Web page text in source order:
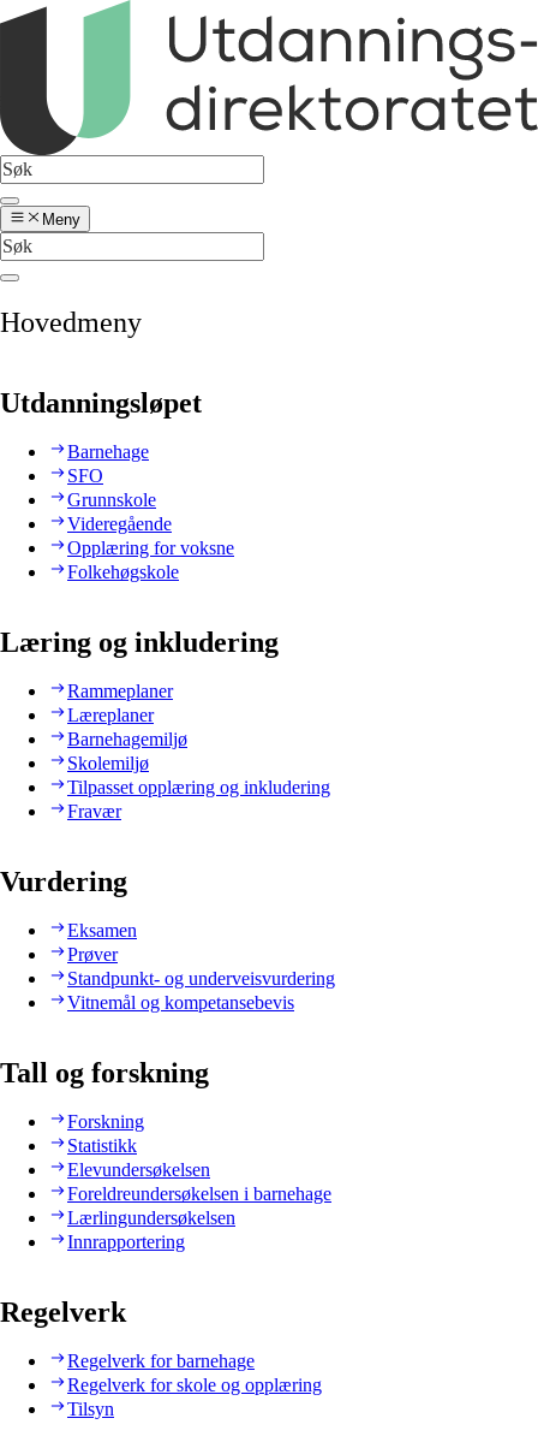
Meny
Hovedmeny
Utdanningsløpet
Barnehage
SFO
Grunnskole
Videregående
Opplæring for voksne
Folkehøgskole
Læring og inkludering
Rammeplaner
Læreplaner
Barnehagemiljø
Skolemiljø
Tilpasset opplæring og inkludering
Fravær
Vurdering
Eksamen
Prøver
Standpunkt- og underveisvurdering
Vitnemål og kompetansebevis
Tall og forskning
Forskning
Statistikk
Elevundersøkelsen
Foreldreundersøkelsen i barnehage
Lærlingundersøkelsen
Innrapportering
Regelverk
Regelverk for barnehage
Regelverk for skole og opplæring
Tilsyn